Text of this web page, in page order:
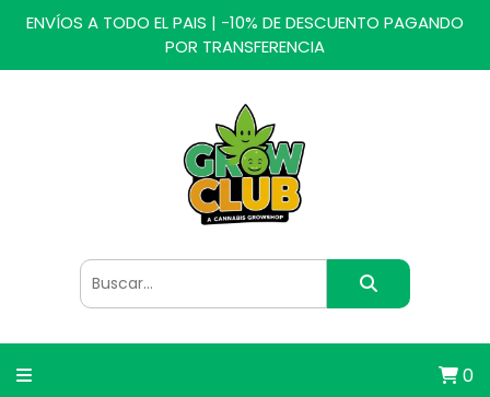
ENVÍOS A TODO EL PAIS | -10% DE DESCUENTO PAGANDO
POR TRANSFERENCIA
0